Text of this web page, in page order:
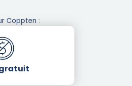
Coppten :
gratuit